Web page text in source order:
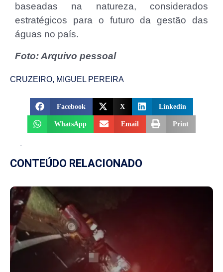
baseadas na natureza, considerados
estratégicos para o futuro da gestão das
águas no país.
Foto: Arquivo pessoal
CRUZEIRO, MIGUEL PEREIRA
Facebook X Linkedin
WhatsApp Email Print
CONTEÚDO RELACIONADO